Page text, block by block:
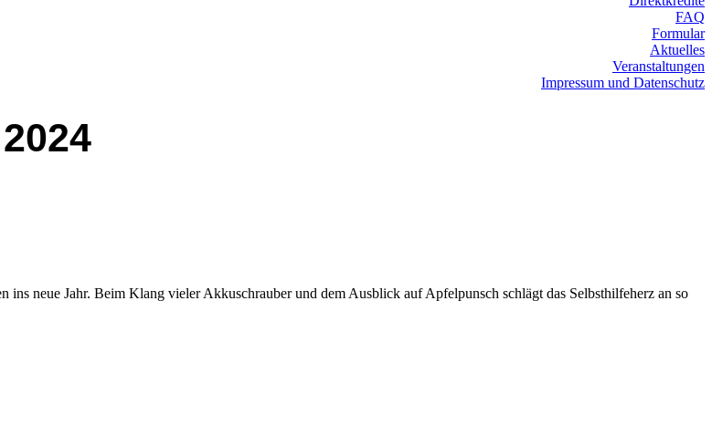
FAQ
Formular
Aktuelles
Veranstaltungen
Impressum und Datenschutz
ins neue Jahr. Beim Klang vieler Akkuschrauber und dem Ausblick auf Apfelpunsch schlägt das Selbsthilfeherz an so